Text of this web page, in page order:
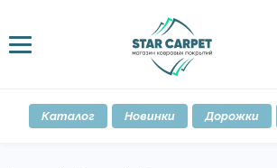
Каталог Новинки Дорожки